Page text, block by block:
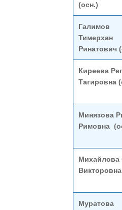
(осн.)
Галимов
Тимерхан
Ринатович
Киреева
Тагировна
Минязова
Римовна
Михайлова
Муратова